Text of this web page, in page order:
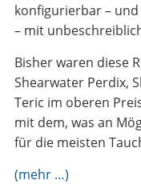
konfigurierbar –
– mit
Bisher waren diese
Shearwater Perdix,
Teric im oberen
mit dem, was an
für die meisten
(mehr …)